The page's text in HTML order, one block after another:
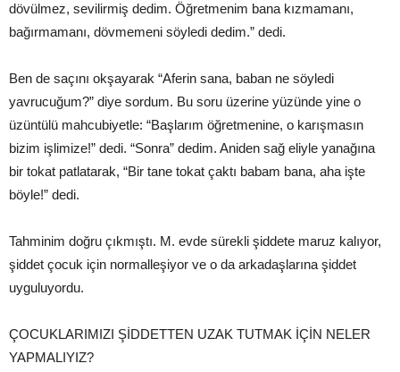
dövülmez, sevilirmiş dedim. Öğretmenim bana kızmamanı,
bağırmamanı, dövmemeni söyledi dedim.” dedi.
Ben de saçını okşayarak “Aferin sana, baban ne söyledi
yavrucuğum?” diye sordum. Bu soru üzerine yüzünde yine o
üzüntülü mahcubiyetle: “Başlarım öğretmenine, o karışmasın
bizim işlimize!” dedi. “Sonra” dedim. Aniden sağ eliyle yanağına
bir tokat patlatarak, “Bir tane tokat çaktı babam bana, aha işte
böyle!” dedi.
Tahminim doğru çıkmıştı. M. evde sürekli şiddete maruz kalıyor,
şiddet çocuk için normalleşiyor ve o da arkadaşlarına şiddet
uyguluyordu.
ÇOCUKLARIMIZI ŞİDDETTEN UZAK TUTMAK İÇİN NELER
YAPMALIYIZ?